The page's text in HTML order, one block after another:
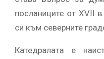
посланиците от XVII
си към северните
Катедралата е